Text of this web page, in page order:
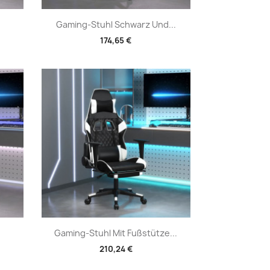
Gaming-Stuhl Schwarz Und...
174,65 €
Vorschau
Gaming-Stuhl Mit Fußstütze...
210,24 €
Vorschau